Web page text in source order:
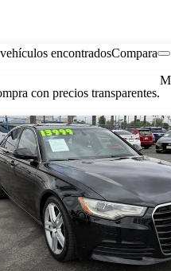
encontradosCompara
con precios transparentes.